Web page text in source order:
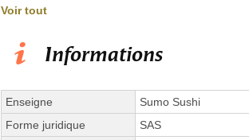
Voir tout
Informations
Enseigne
Sumo Sushi
Forme juridique
SAS